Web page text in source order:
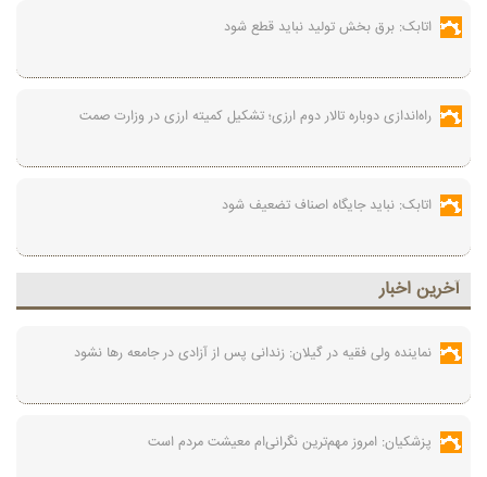
اتابک: برق بخش تولید نباید قطع شود
راه‌اندازی دوباره تالار دوم ارزی؛ تشکیل کمیته ارزی در وزارت صمت
اتابک: نباید جایگاه اصناف تضعیف شود
آخرين اخبار
نماینده ولی فقیه در گیلان: زندانی پس از آزادی در جامعه رها نشود
پزشکیان: امروز مهم‌ترین نگرانی‌ام معیشت مردم است